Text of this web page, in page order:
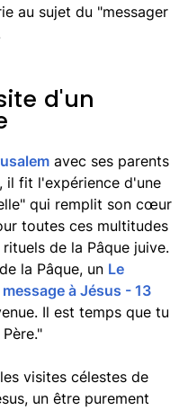
au sujet du "messager
d'un
avec ses parents
il fit l'expérience d'une
qui remplit son cœur
toutes ces multitudes
de la Pâque juive.
la Pâque, un Le
à Jésus - 13
Il est temps que tu
visites célestes de
un être purement